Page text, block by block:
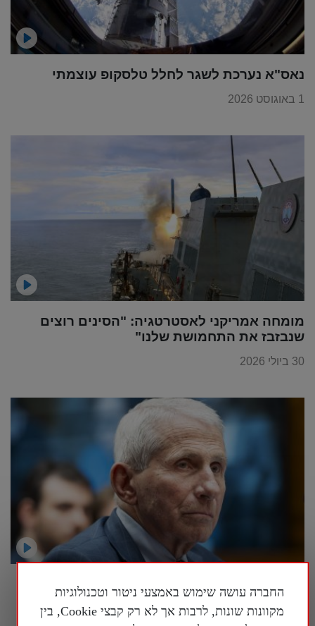
נאס"א נערכת לשגר לחלל טלסקופ עוצמתי
1 באוגוסט 2026
מומחה אמריקני לאסטרטגיה: "הסינים רוצים
שנבזבז את התחמושת שלנו"
30 ביולי 2026
ישיבה סוערת בסנאט האמריקני בנושא הטיפול
בקורונה, ד"ר פאוצ'י טען לזכות השתיקה
החברה עושה שימוש באמצעי ניטור וטכנולוגיות
מקוונות שונות, לרבות אך לא רק קבצי Cookie, בין